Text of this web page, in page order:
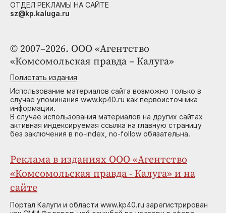
© 2007–2026. ООО «Агентство
«Комсомольская правда – Калуга»
Полистать издания
Использование материалов сайта возможно только в
случае упоминания www.kp40.ru как первоисточника
информации.
В случае использования материалов на других сайтах
активная индексируемая ссылка на главную страницу
без заключения в no-index, no-follow обязательна.
Реклама в изданиях ООО «Агентство
«Комсомольская правда - Калуга» и на
сайте
Портал Калуги и области www.kp40.ru зарегистрирован
ОТДЕЛ РЕКЛАМЫ НА САЙТЕ
sz@kp.kaluga.ru